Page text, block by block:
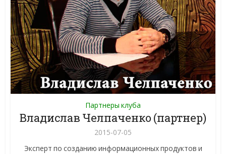
Партнеры клуба
Владислав Челпаченко (партнер)
2015-07-05
Эксперт по созданию информационных продуктов и